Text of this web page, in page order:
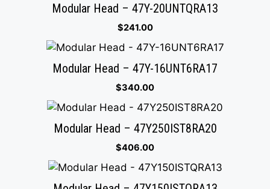
Modular Head – 47Y-20UNTQRA13
$241.00
Modular Head – 47Y-16UNT6RA17
$340.00
Modular Head – 47Y250IST8RA20
$406.00